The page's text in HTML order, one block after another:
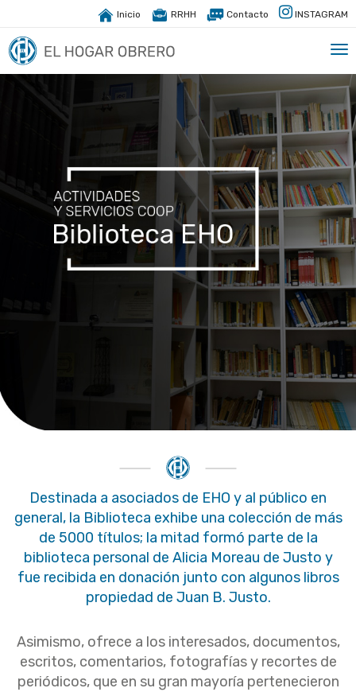
Inicio RRHH Contacto INSTAGRAM
Destinada a asociados de EHO y al público en
general, la Biblioteca exhibe una colección de más
de 5000 títulos; la mitad formó parte de la
biblioteca personal de Alicia Moreau de Justo y
fue recibida en donación junto con algunos libros
propiedad de Juan B. Justo.
Asimismo, ofrece a los interesados, documentos,
escritos, comentarios, fotografías y recortes de
periódicos, que en su gran mayoría pertenecieron